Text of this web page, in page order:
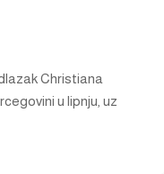
Christiana
u lipnju, uz